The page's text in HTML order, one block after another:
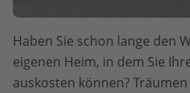
Haben Sie schon lange den
eigenen Heim, in dem Sie
auskosten können?